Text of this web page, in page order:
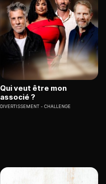
Qui veut être mon
associé ?
DIVERTISSEMENT CHALLENGE